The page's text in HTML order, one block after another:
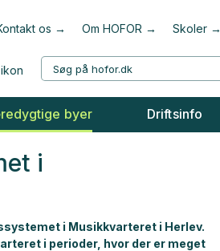
os Om HOFOR Skoler
byer Driftsinfo
i
i Musikkvarteret i Herlev.
i perioder, hvor der er meget